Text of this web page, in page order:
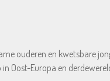
ouderen en kwetsbare
Oost-Europa en